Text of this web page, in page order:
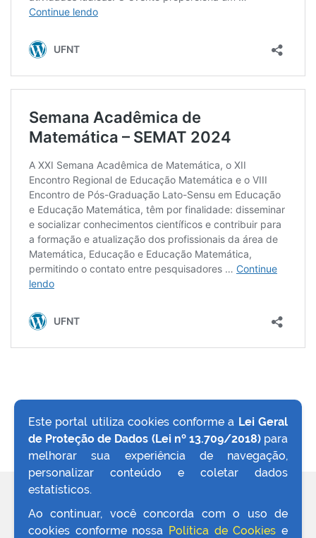
VOLTAR AO TOPO
Este portal utiliza cookies conforme a Lei Geral
de Proteção de Dados (Lei nº 13.709/2018)para
melhorar sua experiência de navegação,
personalizar conteúdo e coletar dados
estatísticos.
Ao continuar, você concorda com o uso de
cookies conforme nossa Política de Cookies e